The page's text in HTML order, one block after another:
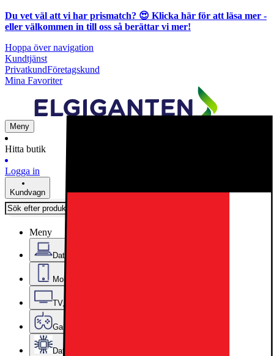
Du vet väl att vi har prismatch? 😍 Klicka här för att läsa mer -
eller välkommen in till oss så berättar vi mer!
Hoppa över navigation
Kundtjänst
PrivatkundFöretagskund
Mina Favoriter
Meny
Hitta butik
Logga in
Kundvagn
Meny
Datorer & Kontor
Mobiler, Tablets & Smartklockor
TV, Ljud & Smart Hem
Gaming
Datorkomponenter